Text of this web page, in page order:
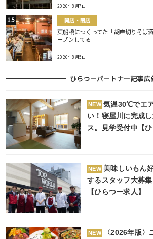
2026年8月7日
開店・閉店
東船橋につくってた「胡麻切りそば
ープンしてる
2026年8月5日
ひらつーパートナー記事広
NEW 気温30℃でエ
い！寝屋川に完成
ス。見学受付中【ひ
NEW 美味しいもん
するスタッフ大募
【ひらつー求人】
NEW 〈2026年版